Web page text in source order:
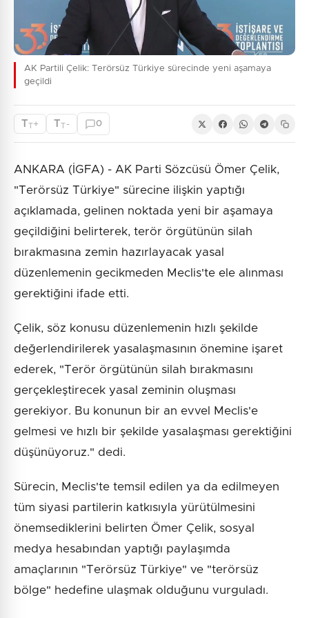
AK Partili Çelik: Terörsüz Türkiye sürecinde yeni aşamaya
geçildi
TT+ TT - 0
ANKARA (İGFA) - AK Parti Sözcüsü Ömer Çelik,
"Terörsüz Türkiye" sürecine ilişkin yaptığı
açıklamada, gelinen noktada yeni bir aşamaya
geçildiğini belirterek, terör örgütünün silah
bırakmasına zemin hazırlayacak yasal
düzenlemenin gecikmeden Meclis'te ele alınması
gerektiğini ifade etti.
Çelik, söz konusu düzenlemenin hızlı şekilde
değerlendirilerek yasalaşmasının önemine işaret
ederek, "Terör örgütünün silah bırakmasını
gerçekleştirecek yasal zeminin oluşması
gerekiyor. Bu konunun bir an evvel Meclis'e
gelmesi ve hızlı bir şekilde yasalaşması gerektiğini
düşünüyoruz." dedi.
Sürecin, Meclis'te temsil edilen ya da edilmeyen
tüm siyasi partilerin katkısıyla yürütülmesini
önemsediklerini belirten Ömer Çelik, sosyal
medya hesabından yaptığı paylaşımda
amaçlarının "Terörsüz Türkiye" ve "terörsüz
bölge" hedefine ulaşmak olduğunu vurguladı.